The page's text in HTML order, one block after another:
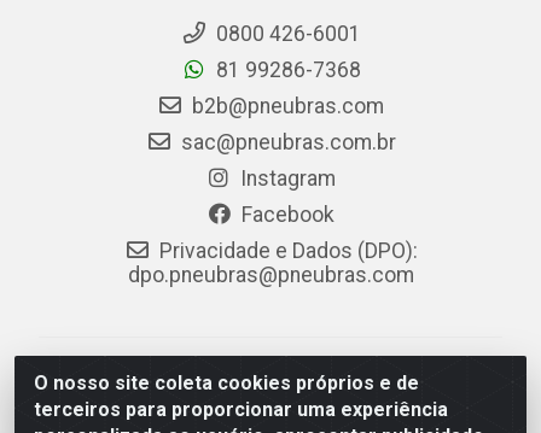
O nosso site coleta cookies próprios e de
terceiros para proporcionar uma experiência
0800 426-6001
81 99286-7368
b2b@pneubras.com
sac@pneubras.com.br
Instagram
Facebook
Privacidade e Dados (DPO):
dpo.pneubras@pneubras.com
PneuBras - Rodovia BR-101, KM 82 - Prazeres,
Jaboatão dos Guararapes/PE - CEP 54.335-000 - CNPJ
08.678.386/0001-05 - Pneubras Comércio de Pneus